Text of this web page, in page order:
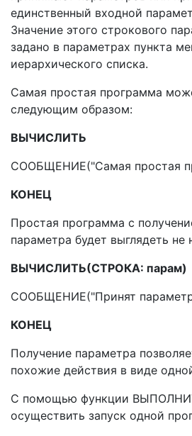
единственный входной
Значение этого строкового
задано в параметрах пункта
иерархического списка.
Самая простая программа
следующим образом:
ВЫЧИСЛИТЬ
СООБЩЕНИЕ("Самая простая
КОНЕЦ
Простая программа с
параметра будет выглядеть не
ВЫЧИСЛИТЬ(СТРОКА: парам)
СООБЩЕНИЕ("Принят
КОНЕЦ
Получение параметра
похожие действия в виде
С помощью функции
осуществить запуск одной